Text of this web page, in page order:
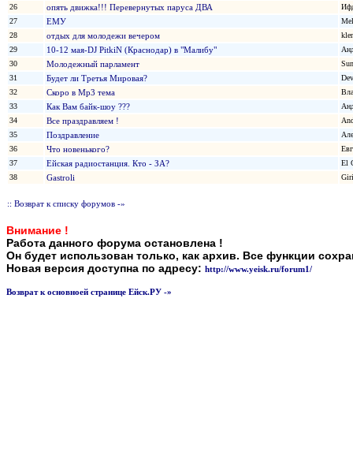
26
опять движка!!! Перевернутых паруса ДВА
27
ЕМУ
28
отдых для молодежи вечером
29
10-12 мая-DJ PitkiN (Краснодар) в "Малибу"
30
Молодежный парламент
Sun
31
Будет ли Третья Мировая?
32
Скоро в Mp3 тема
33
Как Вам байк-шоу ???
34
Все праздравляем !
35
Поздравление
36
Что новенького?
37
Ейская радиостанция. Кто - ЗА?
El
38
Gastroli
:: Возврат к списку форумов -»
Внимание !
Работа данного форума остановлена !
Он будет использован только, как архив. Все функции
Новая версия доступна по адресу: http://www.yeisk.ru/forum1/
Возврат к основноей странице Ейск.РУ -»